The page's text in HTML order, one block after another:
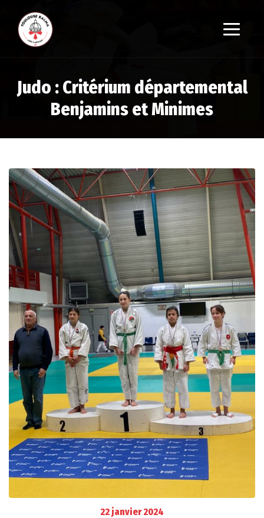
Judo : Critérium départemental
Benjamins et Minimes
22 janvier 2024